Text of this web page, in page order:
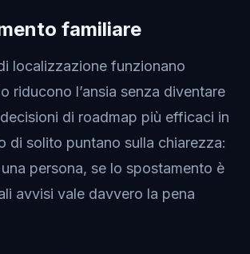
familiare
localizzazione funzionano
riducono l’ansia senza diventare
di roadmap più efficaci in
di solito puntano sulla chiarezza:
persona, se lo spostamento è
avvisi vale davvero la pena